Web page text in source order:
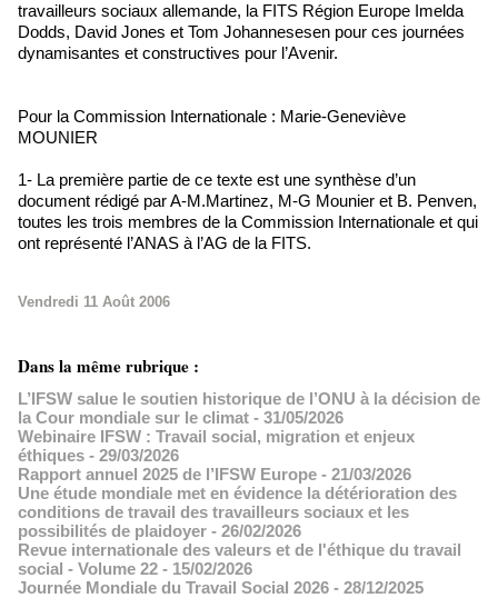
travailleurs sociaux allemande, la FITS Région Europe Imelda
Dodds, David Jones et Tom Johannesesen pour ces journées
dynamisantes et constructives pour l’Avenir.
Pour la Commission Internationale : Marie-Geneviève
MOUNIER
1- La première partie de ce texte est une synthèse d’un
document rédigé par A-M.Martinez, M-G Mounier et B. Penven,
toutes les trois membres de la Commission Internationale et qui
ont représenté l’ANAS à l’AG de la FITS.
Vendredi 11 Août 2006
Dans la même rubrique :
L’IFSW salue le soutien historique de l’ONU à la décision de
la Cour mondiale sur le climat - 31/05/2026
Webinaire IFSW : Travail social, migration et enjeux
éthiques - 29/03/2026
Rapport annuel 2025 de l’IFSW Europe - 21/03/2026
Une étude mondiale met en évidence la détérioration des
conditions de travail des travailleurs sociaux et les
possibilités de plaidoyer - 26/02/2026
Revue internationale des valeurs et de l'éthique du travail
social - Volume 22 - 15/02/2026
Journée Mondiale du Travail Social 2026 - 28/12/2025